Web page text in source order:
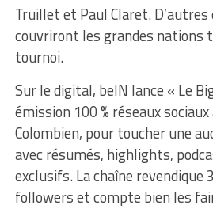
Truillet et Paul Claret. D’autres
couvriront les grandes nations
tournoi.
Sur le digital, beIN lance « Le
émission 100 % réseaux
Colombien, pour toucher une
avec résumés, highlights,
exclusifs. La chaîne revendique
followers et compte bien les